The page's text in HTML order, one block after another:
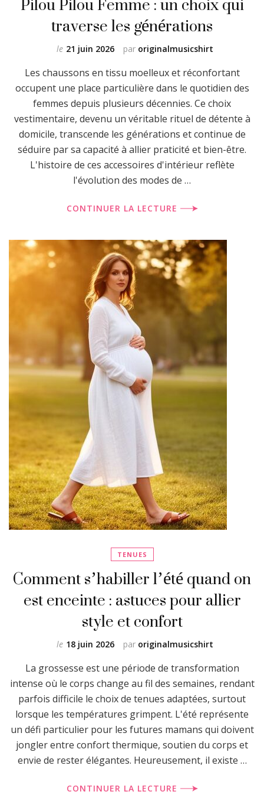
traverse les générations
par originalmusicshirt
le 21 juin 2026
Les chaussons en tissu moelleux et réconfortant
occupent une place particulière dans le quotidien des
femmes depuis plusieurs décennies. Ce choix
vestimentaire, devenu un véritable rituel de détente à
domicile, transcende les générations et continue de
séduire par sa capacité à allier praticité et bien-être.
L'histoire de ces accessoires d'intérieur reflète
l'évolution des modes de …
CONTINUER LA LECTURE
TENUES
Comment s’habiller l’été quand on
est enceinte : astuces pour allier
style et confort
par originalmusicshirt
le 18 juin 2026
La grossesse est une période de transformation
intense où le corps change au fil des semaines, rendant
parfois difficile le choix de tenues adaptées, surtout
lorsque les températures grimpent. L'été représente
un défi particulier pour les futures mamans qui doivent
jongler entre confort thermique, soutien du corps et
envie de rester élégantes. Heureusement, il existe …
CONTINUER LA LECTURE